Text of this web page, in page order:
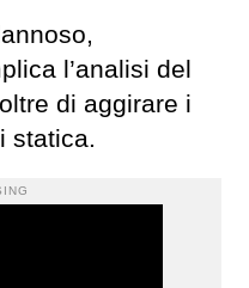
l’analisi del
di aggirare i
statica.